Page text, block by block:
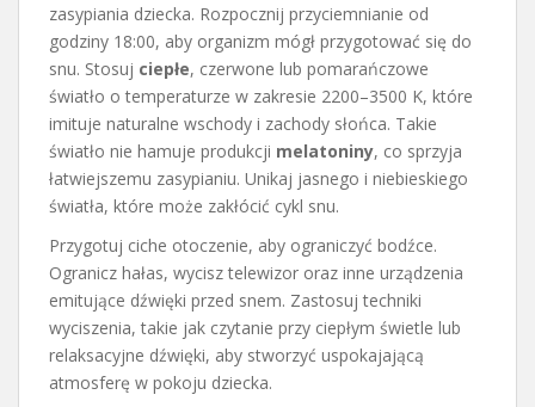
zasypiania dziecka. Rozpocznij przyciemnianie od
godziny 18:00, aby organizm mógł przygotować się do
snu. Stosuj ciepłe, czerwone lub pomarańczowe
światło o temperaturze w zakresie 2200–3500 K, które
imituje naturalne wschody i zachody słońca. Takie
światło nie hamuje produkcji melatoniny, co sprzyja
łatwiejszemu zasypianiu. Unikaj jasnego i niebieskiego
światła, które może zakłócić cykl snu.
Przygotuj ciche otoczenie, aby ograniczyć bodźce.
Ogranicz hałas, wycisz telewizor oraz inne urządzenia
emitujące dźwięki przed snem. Zastosuj techniki
wyciszenia, takie jak czytanie przy ciepłym świetle lub
relaksacyjne dźwięki, aby stworzyć uspokajającą
atmosferę w pokoju dziecka.